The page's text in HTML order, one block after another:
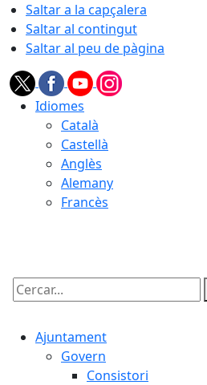
Saltar a la capçalera
Saltar al contingut
Saltar al peu de pàgina
Idiomes
Català
Castellà
Anglès
Alemany
Francès
Cercar:
Ajuntament
Govern
Consistori